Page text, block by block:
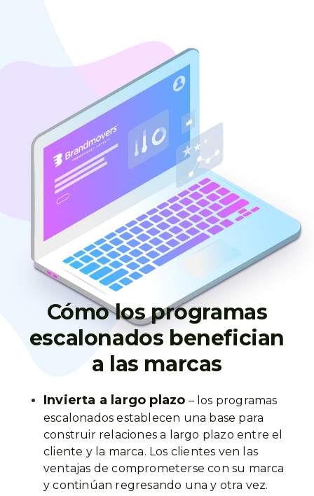
Cómo los programas
escalonados benefician
a las marcas
Invierta a largo plazo – los programas
escalonados establecen una base para
construir relaciones a largo plazo entre el
cliente y la marca. Los clientes ven las
ventajas de comprometerse con su marca
y continúan regresando una y otra vez.